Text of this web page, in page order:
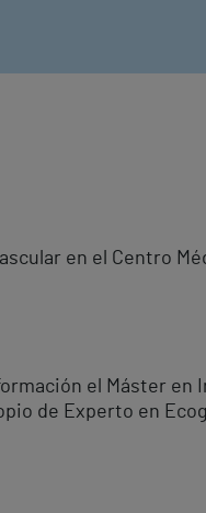
en el Centro
el Máster
de Experto en